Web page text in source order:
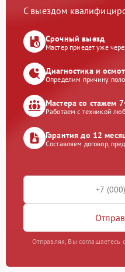
С выездом
Срочный выезд
Мастер приедет уже
Диагностика и
Определим причину
Мастера со стажем
Работаем с техникой
Гарантия до 12
Составляем договор,
Отправляя, Вы соглашаетесь